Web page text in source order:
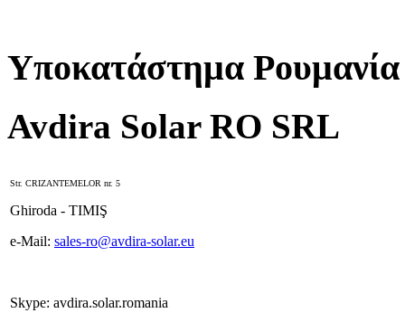
Υποκατάστημα Ρουμανία
Avdira Solar RO SRL
Str. CRIZANTEMELOR nr. 5
Ghiroda - TIMIŞ
e-Mail: sales-ro@avdira-solar.eu
Skype: avdira.solar.romania